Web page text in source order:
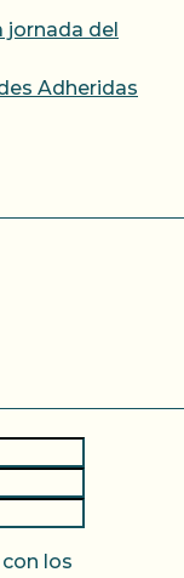
jornada del
Adheridas
los